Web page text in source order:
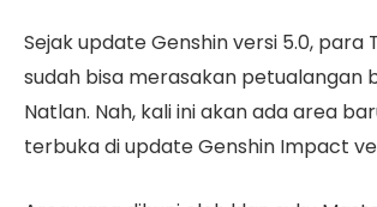
Sejak update Genshin versi 5.0, para
sudah bisa merasakan petualangan
Natlan. Nah, kali ini akan ada area
terbuka di update Genshin Impact